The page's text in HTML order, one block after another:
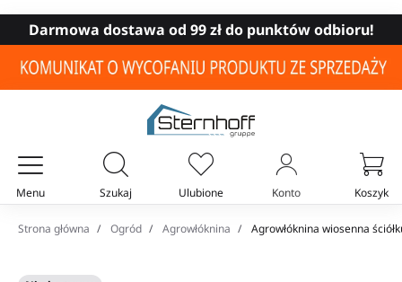
Darmowa dostawa od 99 zł do punktów odbioru!
Menu Szukaj Ulubione Konto Koszyk
Twój koszyk
Strona główna Ogród Agrowłóknina Agrowłóknina wiosenna